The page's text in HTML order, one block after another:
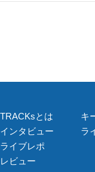
TRACKsとは
インタビュー
ライブレポ
レビュー
キ
ラ